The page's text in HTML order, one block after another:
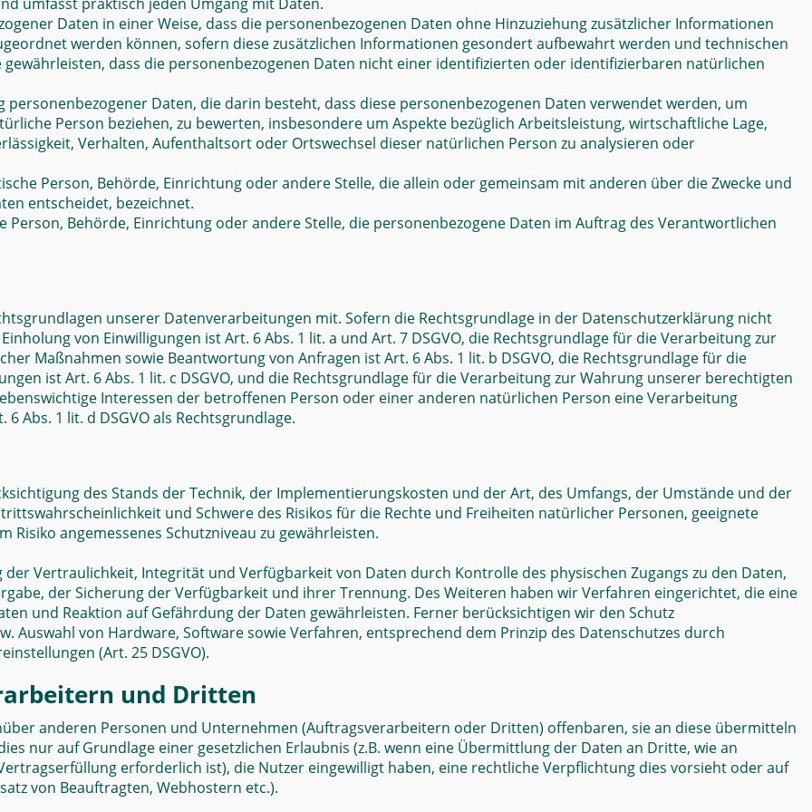
Daten in einer Weise, dass die personenbezogenen Daten ohne Hinzuziehung zusätzlicher Informationen
werden können, sofern diese zusätzlichen Informationen gesondert aufbewahrt werden und technischen
dass die personenbezogenen Daten nicht einer identifizierten oder identifizierbaren natürlichen
Daten, die darin besteht, dass diese personenbezogenen Daten verwendet werden, um
Person beziehen, zu bewerten, insbesondere um Aspekte bezüglich Arbeitsleistung, wirtschaftliche Lage,
Verhalten, Aufenthaltsort oder Ortswechsel dieser natürlichen Person zu analysieren oder
Person, Behörde, Einrichtung oder andere Stelle, die allein oder gemeinsam mit anderen über die Zwecke und
entscheidet, bezeichnet.
Behörde, Einrichtung oder andere Stelle, die personenbezogene Daten im Auftrag des Verantwortlichen
unserer Datenverarbeitungen mit. Sofern die Rechtsgrundlage in der Datenschutzerklärung nicht
von Einwilligungen ist Art. 6 Abs. 1 lit. a und Art. 7 DSGVO, die Rechtsgrundlage für die Verarbeitung zur
Maßnahmen sowie Beantwortung von Anfragen ist Art. 6 Abs. 1 lit. b DSGVO, die Rechtsgrundlage für die
ist Art. 6 Abs. 1 lit. c DSGVO, und die Rechtsgrundlage für die Verarbeitung zur Wahrung unserer berechtigten
Interessen der betroffenen Person oder einer anderen natürlichen Person eine Verarbeitung
Abs. 1 lit. d DSGVO als Rechtsgrundlage.
des Stands der Technik, der Implementierungskosten und der Art, des Umfangs, der Umstände und der
und Schwere des Risikos für die Rechte und Freiheiten natürlicher Personen, geeignete
angemessenes Schutzniveau zu gewährleisten.
Vertraulichkeit, Integrität und Verfügbarkeit von Daten durch Kontrolle des physischen Zugangs zu den Daten,
der Sicherung der Verfügbarkeit und ihrer Trennung. Des Weiteren haben wir Verfahren eingerichtet, die eine
und Reaktion auf Gefährdung der Daten gewährleisten. Ferner berücksichtigen wir den Schutz
Auswahl von Hardware, Software sowie Verfahren, entsprechend dem Prinzip des Datenschutzes durch
(Art. 25 DSGVO).
und Dritten
anderen Personen und Unternehmen (Auftragsverarbeitern oder Dritten) offenbaren, sie an diese übermitteln
nur auf Grundlage einer gesetzlichen Erlaubnis (z.B. wenn eine Übermittlung der Daten an Dritte, wie an
erforderlich ist), die Nutzer eingewilligt haben, eine rechtliche Verpflichtung dies vorsieht oder auf
von Beauftragten, Webhostern etc.).